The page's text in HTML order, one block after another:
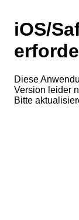
iOS/
Diese
Version leider
Bitte